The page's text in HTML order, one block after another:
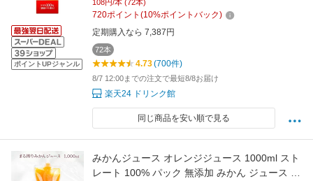
ポイントUPジャンル
108円/本 (72本)
720ポイント (10%ポイントバック)
定期購入なら 7,387円
72本
4.73(700件)
8/7 12:00までの注文で最短8/8お届け
楽天24 ドリンク館
同じ商品を安い順で見る
みかんジュース オレンジジュース 1000ml スト
レート 100% パック 無添加 みかん ジュース オ